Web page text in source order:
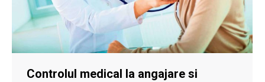
Controlul medical la angajare si